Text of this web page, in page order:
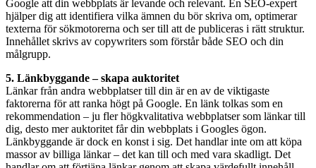
Google att din webbplats är levande och relevant. En SEO-expert
hjälper dig att identifiera vilka ämnen du bör skriva om, optimerar
texterna för sökmotorerna och ser till att de publiceras i rätt struktur.
Innehållet skrivs av copywriters som förstår både SEO och din
målgrupp.
5. Länkbyggande – skapa auktoritet
Länkar från andra webbplatser till din är en av de viktigaste
faktorerna för att ranka högt på Google. En länk tolkas som en
rekommendation – ju fler högkvalitativa webbplatser som länkar till
dig, desto mer auktoritet får din webbplats i Googles ögon.
Länkbyggande är dock en konst i sig. Det handlar inte om att köpa
massor av billiga länkar – det kan till och med vara skadligt. Det